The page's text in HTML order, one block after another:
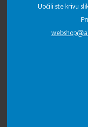
Uočili ste krivu